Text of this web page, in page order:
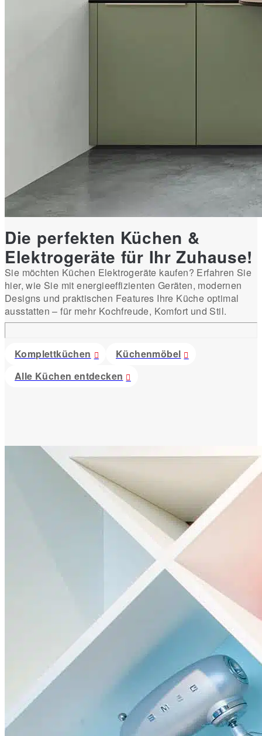
Die perfekten Küchen &
Elektrogeräte für Ihr Zuhause!
Sie möchten Küchen Elektrogeräte kaufen? Erfahren Sie
hier, wie Sie mit energieeffizienten Geräten, modernen
Designs und praktischen Features Ihre Küche optimal
ausstatten – für mehr Kochfreude, Komfort und Stil.
Komplettküchen
Küchenmöbel
Alle Küchen entdecken